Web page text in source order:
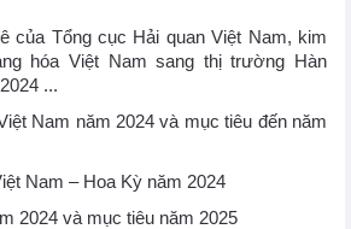
của Tổng cục Hải quan Việt Nam, kim
hóa Việt Nam sang thị trường Hàn
...
Nam năm 2024 và mục tiêu đến năm
Nam – Hoa Kỳ năm 2024
2024 và mục tiêu năm 2025